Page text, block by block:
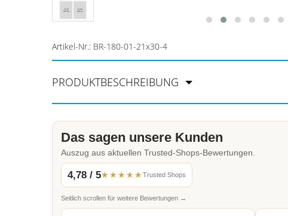
Artikel-Nr.: BR-180-01-21x30-4
PRODUKTBESCHREIBUNG
Das sagen unsere Kunden
Auszug aus aktuellen Trusted-Shops-Bewertungen.
4,78 / 5★★★★★ Trusted Shops
Seitlich scrollen für weitere Bewertungen →